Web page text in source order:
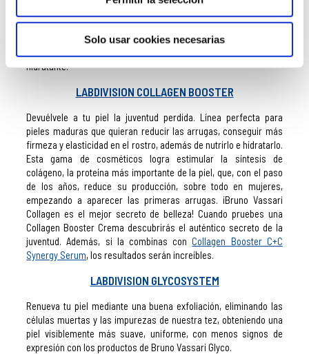
Solo usar cookies necesarias
reafirmante, unificadora del tono, hidratante, protectora y anti
Está formada por una espuma limpiadora, una crema
antiedad, una crema hidratante, un contorno de ojos y una loción
hidratante.
LABDIVISION COLLAGEN BOOSTER
Devuélvele a tu piel la juventud perdida. Línea perfecta para
pieles maduras que quieran reducir las arrugas, conseguir más
firmeza y elasticidad en el rostro, además de nutrirlo e hidratarlo.
Esta gama de cosméticos logra estimular la síntesis de
colágeno, la proteína más importante de la piel, que, con el paso
de los años, reduce su producción, sobre todo en mujeres,
empezando a aparecer las primeras arrugas. ¡Bruno Vassari
Collagen es el mejor secreto de belleza! Cuando pruebes una
Collagen Booster Crema descubrirás el auténtico secreto de la
juventud. Además, si la combinas conCollagen Booster C+C
Synergy Serum, los resultados serán increíbles.
LABDIVISION GLYCOSYSTEM
Renueva tu piel mediante una buena exfoliación, eliminando las
células muertas y las impurezas de nuestra tez, obteniendo una
piel visiblemente más suave, uniforme, con menos signos de
expresión con los productos de Bruno Vassari Glyco.